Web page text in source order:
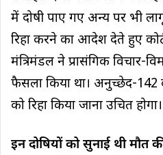
में दोषी पाए गए अन्य पर भी
रिहा करने का आदेश देते हुए
मंत्रिमंडल ने प्रासंगिक विचार-
फैसला किया था। अनुच्छेद-142
को रिहा किया जाना उचित
इन दोषियों को सुनाई थी मौत